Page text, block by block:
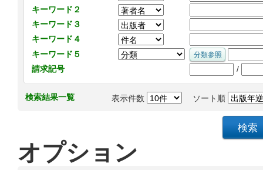
キーワード２
キーワード３
キーワード４
キーワード５
請求記号
/
検索結果一覧 表示件数 ソート順
オプション